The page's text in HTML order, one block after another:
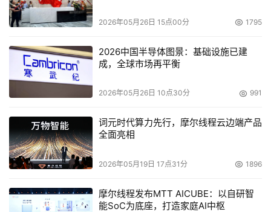
2026年05月26日 15点00分 1795
2026中国半导体图景：基础设施已建
成，全球市场再平衡
2026年05月26日 10点30分 991
词元时代算力先行，摩尔线程云边端产品
全面亮相
2026年05月19日 17点31分 1896
摩尔线程发布MTT AICUBE：以自研智
能SoC为底座，打造家庭AI中枢